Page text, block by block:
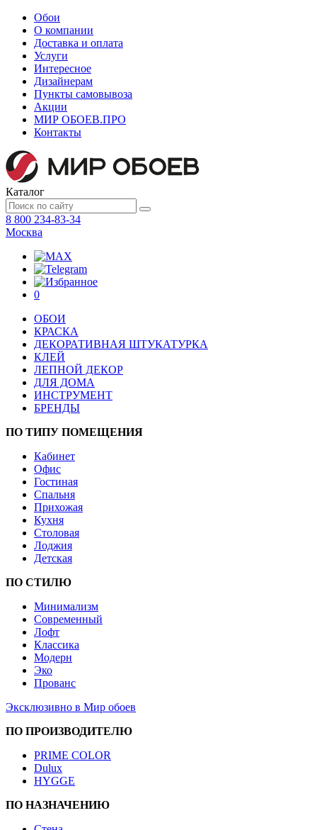
Обои
О компании
Доставка и оплата
Услуги
Интересное
Дизайнерам
Пункты самовывоза
Акции
МИР ОБОЕВ.ПРО
Контакты
Каталог
8 800 234-83-34
Москва
0
ОБОИ
КРАСКА
ДЕКОРАТИВНАЯ ШТУКАТУРКА
КЛЕЙ
ЛЕПНОЙ ДЕКОР
ДЛЯ ДОМА
ИНСТРУМЕНТ
БРЕНДЫ
ПО ТИПУ ПОМЕЩЕНИЯ
Кабинет
Офис
Гостиная
Спальня
Прихожая
Кухня
Столовая
Лоджия
Детская
ПО СТИЛЮ
Минимализм
Современный
Лофт
Классика
Модерн
Эко
Прованс
Эксклюзивно в Мир обоев
ПО ПРОИЗВОДИТЕЛЮ
PRIME COLOR
Dulux
HYGGE
ПО НАЗНАЧЕНИЮ